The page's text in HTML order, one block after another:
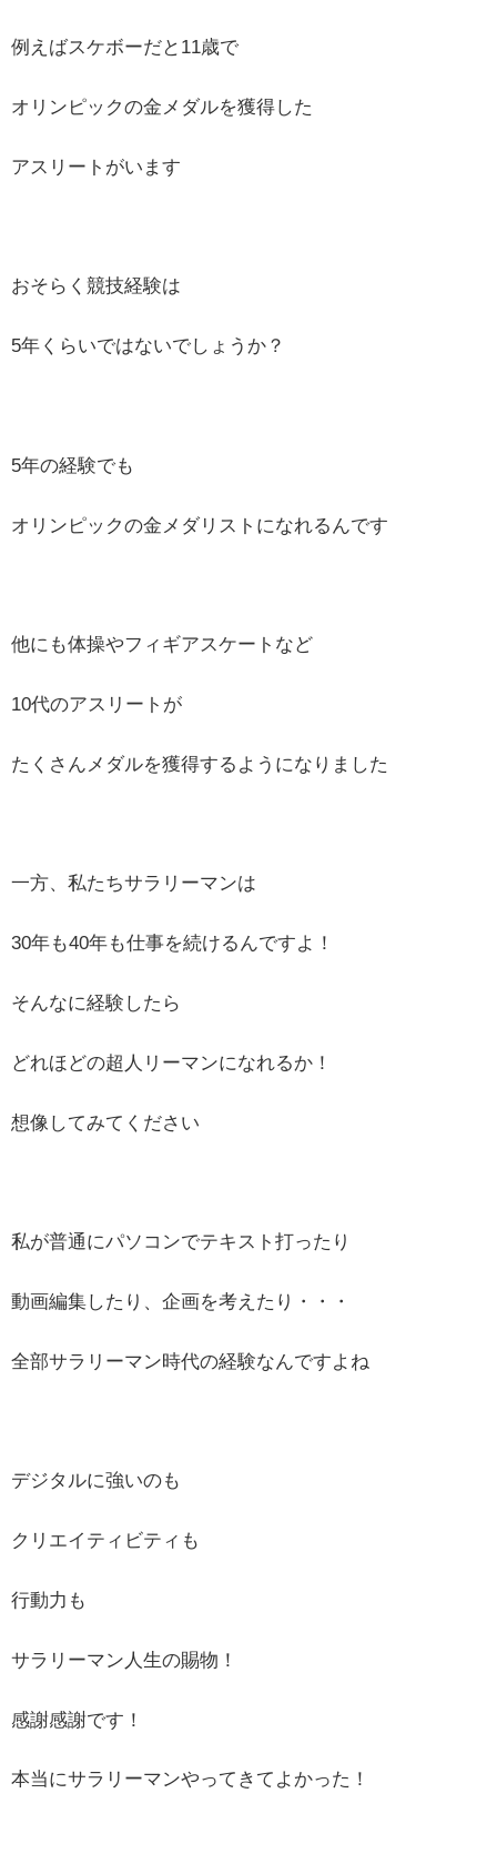
例えばスケボーだと11歳で
オリンピックの金メダルを獲得した
アスリートがいます
おそらく競技経験は
5年くらいではないでしょうか？
5年の経験でも
オリンピックの金メダリストになれるんです
他にも体操やフィギアスケートなど
10代のアスリートが
たくさんメダルを獲得するようになりました
一方、私たちサラリーマンは
30年も40年も仕事を続けるんですよ！
そんなに経験したら
どれほどの超人リーマンになれるか！
想像してみてください
私が普通にパソコンでテキスト打ったり
動画編集したり、企画を考えたり・・・
全部サラリーマン時代の経験なんですよね
デジタルに強いのも
クリエイティビティも
行動力も
サラリーマン人生の賜物！
感謝感謝です！
本当にサラリーマンやってきてよかった！